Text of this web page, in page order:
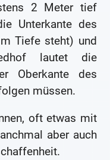
2 Meter tief
Unterkante des
Tiefe steht) und
lautet die
Oberkante des
müssen.
oft etwas mit
aber auch